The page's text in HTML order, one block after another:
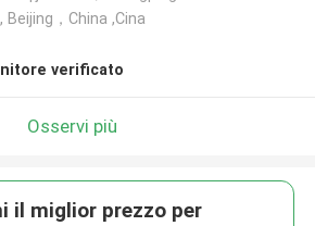
Beijing，China ,Cina
verificato
Osservi più
il miglior prezzo per